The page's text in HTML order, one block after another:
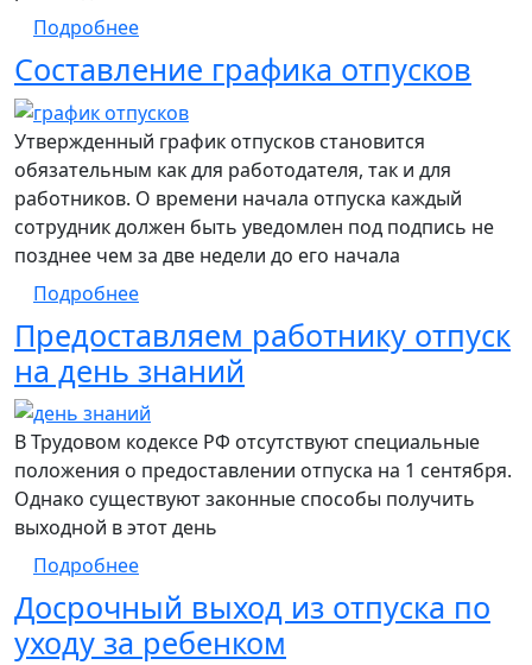
Подробнеео Ученический отпуск
Cоставление графика отпусков
Утвержденный график отпусков становится
обязательным как для работодателя, так и для
работников. О времени начала отпуска каждый
сотрудник должен быть уведомлен под подпись не
позднее чем за две недели до его начала
Подробнеео Cоставление графика отпусков
Предоставляем работнику отпуск
на день знаний
В Трудовом кодексе РФ отсутствуют специальные
положения о предоставлении отпуска на 1 сентября.
Однако существуют законные способы получить
выходной в этот день
Подробнеео Предоставляем работнику отпуск на
Досрочный выход из отпуска по
уходу за ребенком